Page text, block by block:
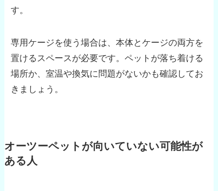
す。
専用ケージを使う場合は、本体とケージの両方を
置けるスペースが必要です。ペットが落ち着ける
場所か、室温や換気に問題がないかも確認してお
きましょう。
オーツーペットが向いていない可能性が
ある人